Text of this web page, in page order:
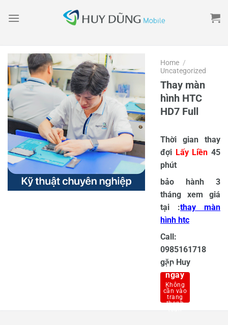
Home /
Uncategorized
Thay màn
hình HTC
HD7 Full
Thời gian thay
đợi Lấy Liền 45
phút
bảo hành 3
tháng xem giá
tại :thay màn
hình htc
Call:
0985161718
gặp Huy
Mua
ngay